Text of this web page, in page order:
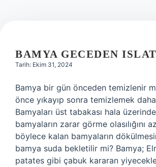
BAMYA GECEDEN
Tarih: Ekim 31, 2024
Bamya bir gün önceden temizlenir
önce yıkayıp sonra temizlemek daha
Bamyaları üst tabakası hala
bamyaların zarar görme olasılığını
böylece kalan bamyaların
bamya suda bekletilir mi? Bamya;
patates gibi çabuk kararan